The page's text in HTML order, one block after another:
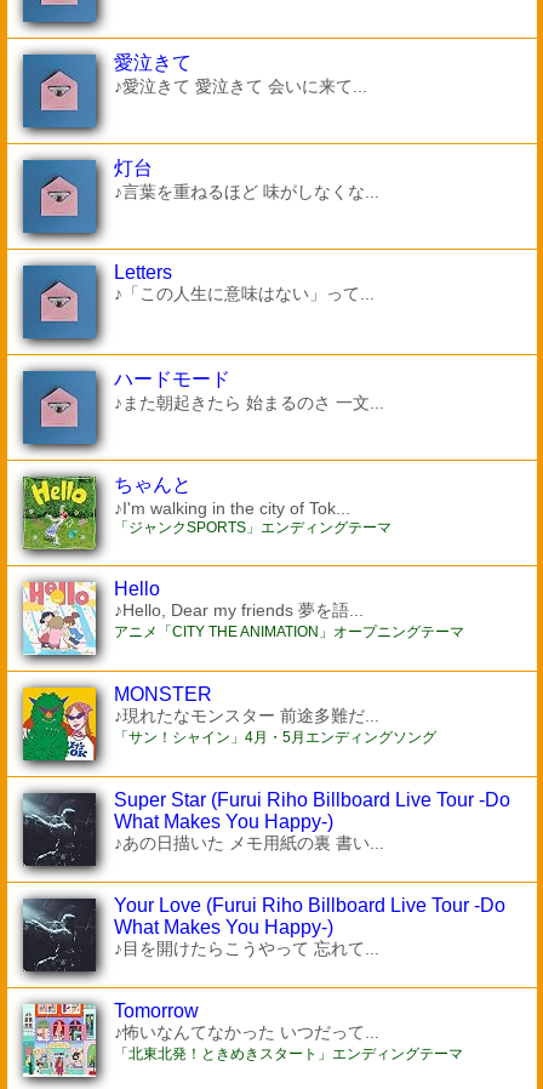
愛泣きて
♪愛泣きて 愛泣きて 会いに来て...
灯台
♪言葉を重ねるほど 味がしなくな...
Letters
♪「この人生に意味はない」って...
ハードモード
♪また朝起きたら 始まるのさ 一文...
ちゃんと
♪I'm walking in the city of Tok...
「ジャンクSPORTS」エンディングテーマ
Hello
♪Hello, Dear my friends 夢を語...
アニメ「CITY THE ANIMATION」オープニングテーマ
MONSTER
♪現れたなモンスター 前途多難だ...
「サン！シャイン」4月・5月エンディングソング
Super Star (Furui Riho Billboard Live Tour -Do
What Makes You Happy-)
♪あの日描いた メモ用紙の裏 書い...
Your Love (Furui Riho Billboard Live Tour -Do
What Makes You Happy-)
♪目を開けたらこうやって 忘れて...
Tomorrow
♪怖いなんてなかった いつだって...
「北東北発！ときめきスタート」エンディングテーマ